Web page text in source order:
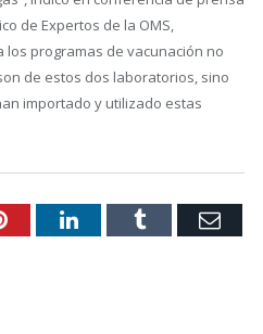
de Expertos de la OMS,
programas de vacunación no
de estos dos laboratorios, sino
importado y utilizado estas
PinterestLinkedInTumblr Email